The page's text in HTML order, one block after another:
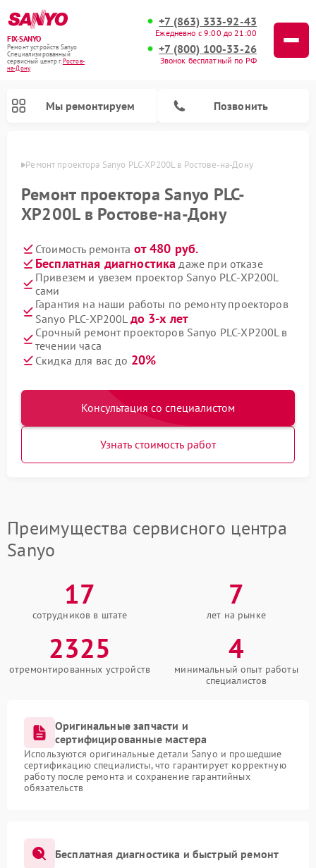
FIX-SANYO
Ремонт устройств Sanyo
Специализированный
cервисный центр г.Ростов-
на-Дону
+7 (863) 333-92-43
Ежедневно с 9:00 до 21:00
+7 (800) 100-33-26
Звонок бесплатный по РФ
Мы ремонтируем Позвонить
Ремонт проектора Sanyo PLC-XP200L в Ростове-на-Дону
Ремонт проектора Sanyo PLC-
XP200L в Ростове-на-Дону
Стоимость ремонта от 480 руб.
Бесплатная диагностика даже при отказе
Привезем и увезем проектор Sanyo PLC-XP200L
сами
Гарантия на наши работы по ремонту проекторов
Sanyo PLC-XP200L до 3-х лет
Срочный ремонт проекторов Sanyo PLC-XP200L в
течении часа
Скидка для вас до 20%
Консультация со специалистом
Узнать стоимость работ
Преимущества сервисного центра
Sanyo
17
сотрудников в штате
7
лет на рынке
2325
отремонтированных устройств
4
минимальный опыт работы
специалистов
Оригинальные запчасти и
сертифицированные мастера
Используются оригинальные детали Sanyo и прошедшие
сертификацию специалисты, что гарантирует корректную
работу после ремонта и сохранение гарантийных
обязательств
Бесплатная диагностика и быстрый ремонт